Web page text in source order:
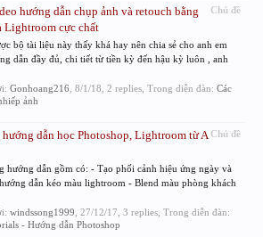
Chủ đề
hướng dẫn chụp ảnh và retouch bằng
Lightroom cực chất
bộ tài liệu này thấy khá hay nên chia sẻ cho anh em
dẫn đầy đủ, chi tiết từ tiền kỳ đến hậu kỳ luôn , anh
Gonhoang216 8/1/18 , 2 replies, Trong diễn đàn: Các
ảnh
Chủ đề
hướng dẫn học Photoshop, Lightroom từ A
hướng dẫn gồm có: - Tạo phối cảnh hiệu ứng ngày và
dẫn kéo màu lightroom - Blend màu phòng khách
windssong1999 27/12/17 , 3 replies, Trong diễn đàn:
- Hướng dẫn Photoshop